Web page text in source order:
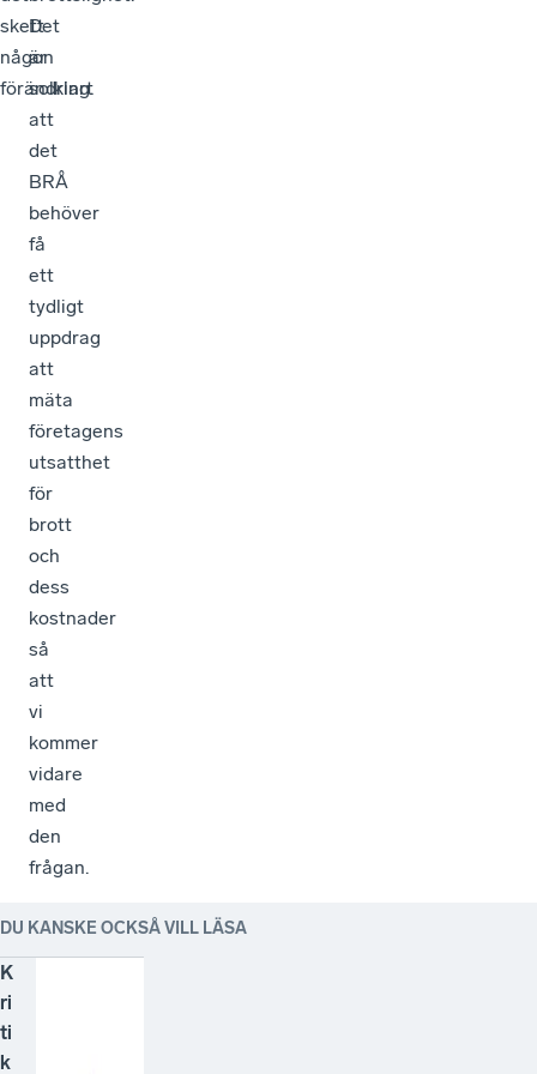
skett
någon
förändring.
Det
är
solklart
att
det
BRÅ
behöver
få
ett
tydligt
uppdrag
att
mäta
företagens
utsatthet
för
brott
och
dess
kostnader
så
att
vi
kommer
vidare
med
den
frågan.
DU KANSKE OCKSÅ VILL LÄSA
K
ri
ti
k